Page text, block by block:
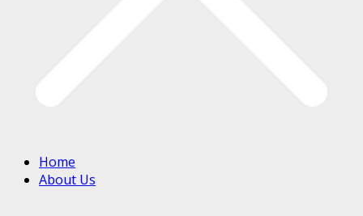
Home
About Us